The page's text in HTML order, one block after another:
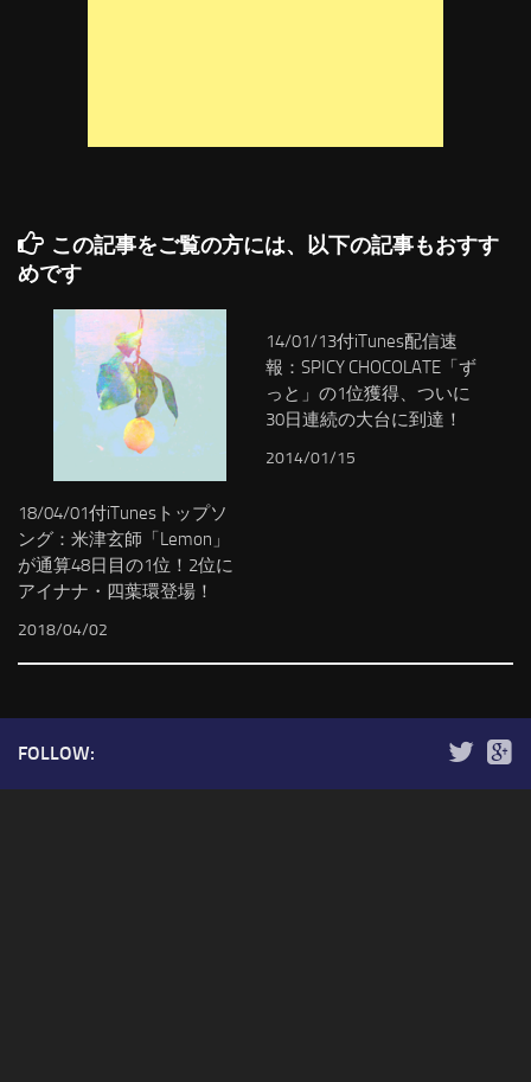
この記事をご覧の方には、以下の記事もおすす
めです
18/04/01付iTunesトップソ
ング：米津玄師「Lemon」
が通算48日目の1位！2位に
アイナナ・四葉環登場！
2018/04/02
14/01/13付iTunes配信速
報：SPICY CHOCOLATE「ず
っと」の1位獲得、ついに
30日連続の大台に到達！
2014/01/15
FOLLOW: